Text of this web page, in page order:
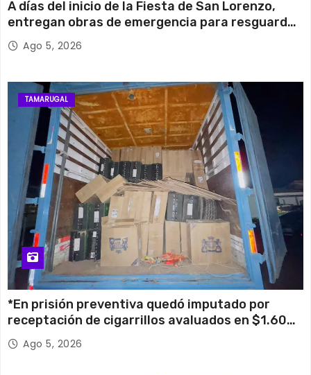
A días del inicio de la Fiesta de San Lorenzo,
entregan obras de emergencia para resguardar
su histórico campanario
Ago 5, 2026
TAMARUGAL
*En prisión preventiva quedó imputado por
receptación de cigarrillos avaluados en $1.600
millones*
Ago 5, 2026